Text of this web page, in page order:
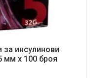
за инсулинови
мм x 100 броя